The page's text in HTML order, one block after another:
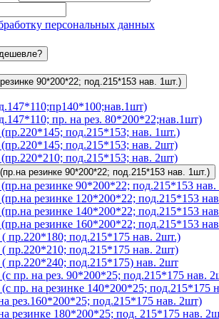
персональных данных
90*200*22; под.215*153 нав. 1шт.)
пр. на рез. 80*200*22;нав.1шт)
под.215*153; нав. 1шт.)
под.215*153; нав. 2шт)
под.215*153; нав. 2шт)
резинке 90*200*22; под.215*153 нав. 1шт.)
резинке 90*200*22; под.215*153
резинке 120*200*22; под.215*153
резинке 140*200*22; под.215*153
резинке 160*200*22; под.215*153
пр.220*180; под.215*175 нав. 2шт.)
пр.220*210; под.215*175 нав. 2шт)
пр.220*240; под.215*175) нав. 2шт
пр. на рез. 90*200*25; под.215*175 нав.
пр. на резинке 140*200*25; под.215*175
рез.160*200*25; под.215*175 нав. 2шт)
резинке 180*200*25; под. 215*175 нав.